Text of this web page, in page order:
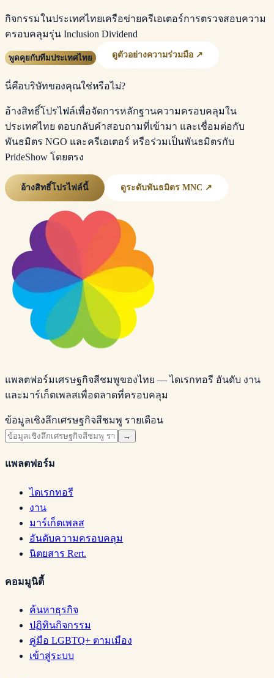
กิจกรรมในประเทศไทยเครือข่ายครีเอเตอร์การตรวจสอบความ
ครอบคลุมรุ่น Inclusion Dividend
พูดคุยกับทีมประเทศไทย ดูตัวอย่างความร่วมมือ ↗
นี่คือบริษัทของคุณใช่หรือไม่?
อ้างสิทธิ์โปรไฟล์เพื่อจัดการหลักฐานความครอบคลุมใน
ประเทศไทย ตอบกลับคำสอบถามที่เข้ามา และเชื่อมต่อกับ
พันธมิตร NGO และครีเอเตอร์ หรือร่วมเป็นพันธมิตรกับ
PrideShow โดยตรง
อ้างสิทธิ์โปรไฟล์นี้ ดูระดับพันธมิตร MNC ↗
แพลตฟอร์มเศรษฐกิจสีชมพูของไทย — ไดเรกทอรี อันดับ งาน
และมาร์เก็ตเพลสเพื่อตลาดที่ครอบคลุม
ข้อมูลเชิงลึกเศรษฐกิจสีชมพู รายเดือน
→
แพลตฟอร์ม
ไดเรกทอรี
งาน
มาร์เก็ตเพลส
อันดับความครอบคลุม
นิตยสาร Rert.
คอมมูนิตี้
ค้นหาธุรกิจ
ปฏิทินกิจกรรม
คู่มือ LGBTQ+ ตามเมือง
เข้าสู่ระบบ